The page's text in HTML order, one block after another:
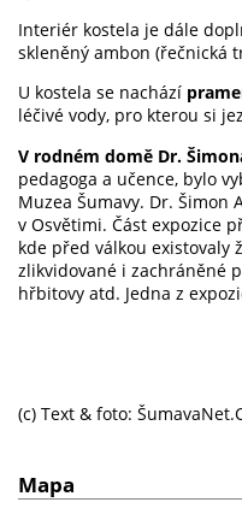
Interiér kostela je dále
skleněný ambon (řečnická
U kostela se nachází
léčivé vody, pro kterou si
V rodném domě Dr.
pedagoga a učence, bylo
Muzea Šumavy. Dr. Šimon
v Osvětimi. Část expozice
kde před válkou existovaly
zlikvidované i zachráněné
hřbitovy atd. Jedna z
(c) Text & foto:
Mapa